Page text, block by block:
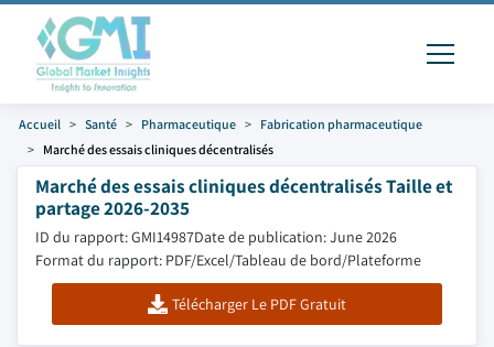
Accueil Santé Pharmaceutique
Fabrication pharmaceutique
Marché des essais cliniques décentralisés
Marché des essais cliniques décentralisés Taille et
partage 2026-2035
ID du rapport: GMI14987Date de publication: June 2026
Format du rapport: PDF/Excel/Tableau de bord/Plateforme
Télécharger Le PDF Gratuit